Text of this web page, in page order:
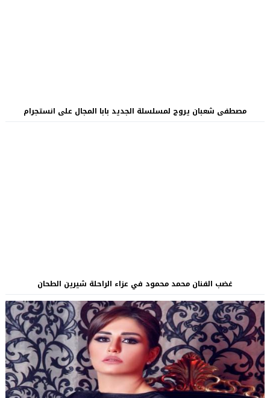
مصطفى شعبان يروج لمسلسلة الجديد بابا المجال على انستجرام
غضب الفنان محمد محمود في عزاء الراحلة شيرين الطحان